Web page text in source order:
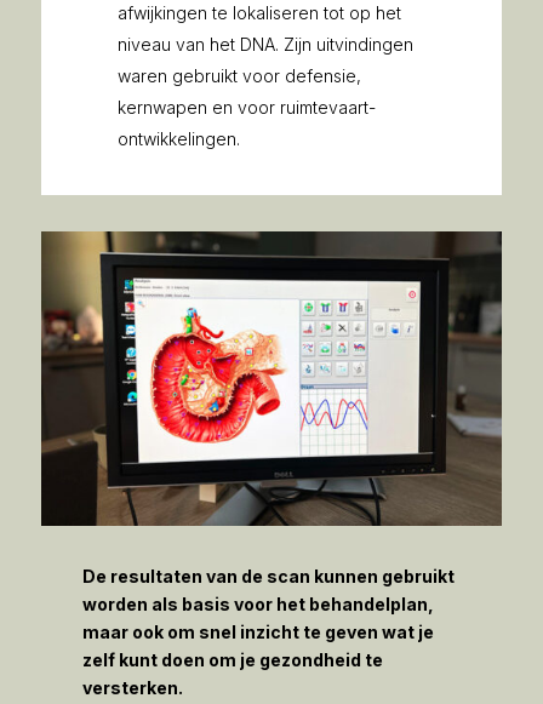
afwijkingen te lokaliseren tot op het
niveau van het DNA. Zijn uitvindingen
waren gebruikt voor defensie,
kernwapen en voor ruimtevaart-
ontwikkelingen.
De resultaten van de scan kunnen gebruikt
worden als basis voor het behandelplan,
maar ook om snel inzicht te geven wat je
zelf kunt doen om je gezondheid te
versterken.